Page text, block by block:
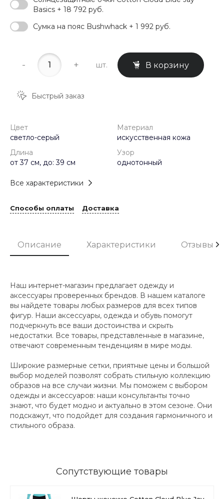
Basics + 18 792 руб.
Сумка на пояс Bushwhack + 1 992 руб.
- + шт. В корзину
Быстрый заказ
Цвет
светло-серый
Материал
искусственная кожа
Длина
от 37 см, до: 39 см
Узор
однотонный
Все характеристики
Способы оплаты Доставка
Описание Характеристики Отзывы
Наш интернет-магазин предлагает одежду и
аксессуары проверенных брендов. В нашем каталоге
вы найдете товары любых размеров для всех типов
фигур. Наши аксессуары, одежда и обувь помогут
подчеркнуть все ваши достоинства и скрыть
недостатки. Все товары, представленные в магазине,
отвечают современным тенденциям в мире моды.
Широкие размерные сетки, приятные цены и большой
выбор моделей позволят собрать стильную коллекцию
образов на все случаи жизни. Мы поможем с выбором
одежды и аксессуаров: наши консультанты точно
знают, что будет модно и актуально в этом сезоне. Они
подскажут, что подойдет для создания гармоничного и
стильного образа.
Сопутствующие товары